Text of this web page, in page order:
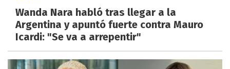
Wanda Nara habló tras llegar a la
Argentina y apuntó fuerte contra Mauro
Icardi: "Se va a arrepentir"